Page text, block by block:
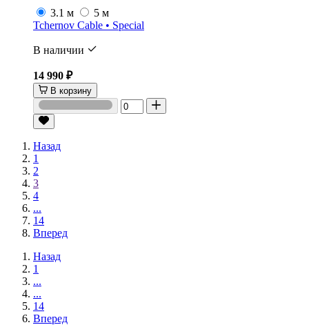
3.1 м
5 м
Tchernov Cable • Special
В наличии
14 990 ₽
В корзину
Назад
1
2
3
4
...
14
Вперед
Назад
1
...
...
14
Вперед